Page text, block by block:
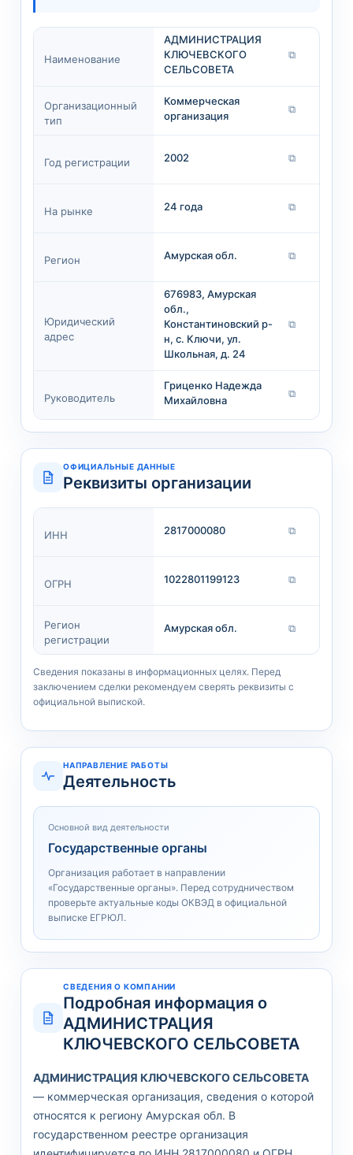
Наименование
АДМИНИСТРАЦИЯ
КЛЮЧЕВСКОГО
СЕЛЬСОВЕТА
⧉
Организационный
тип
Коммерческая
организация
⧉
Год регистрации 2002 ⧉
На рынке 24 года ⧉
Регион Амурская обл. ⧉
Юридический
адрес
676983, Амурская
обл.,
Константиновский р-
н, с. Ключи, ул.
Школьная, д. 24
⧉
Руководитель
Гриценко Надежда
Михайловна
⧉
ОФИЦИАЛЬНЫЕ ДАННЫЕ
Реквизиты организации
ИНН 2817000080 ⧉
ОГРН 1022801199123 ⧉
Регион
регистрации
Амурская обл. ⧉
Сведения показаны в информационных целях. Перед
заключением сделки рекомендуем сверять реквизиты с
официальной выпиской.
НАПРАВЛЕНИЕ РАБОТЫ
Деятельность
Основной вид деятельности
Государственные органы
Организация работает в направлении
«Государственные органы». Перед сотрудничеством
проверьте актуальные коды ОКВЭД в официальной
выписке ЕГРЮЛ.
СВЕДЕНИЯ О КОМПАНИИ
Подробная информация о
АДМИНИСТРАЦИЯ
КЛЮЧЕВСКОГО СЕЛЬСОВЕТА
АДМИНИСТРАЦИЯ КЛЮЧЕВСКОГО СЕЛЬСОВЕТА
— коммерческая организация, сведения о которой
относятся к региону Амурская обл. В
государственном реестре организация